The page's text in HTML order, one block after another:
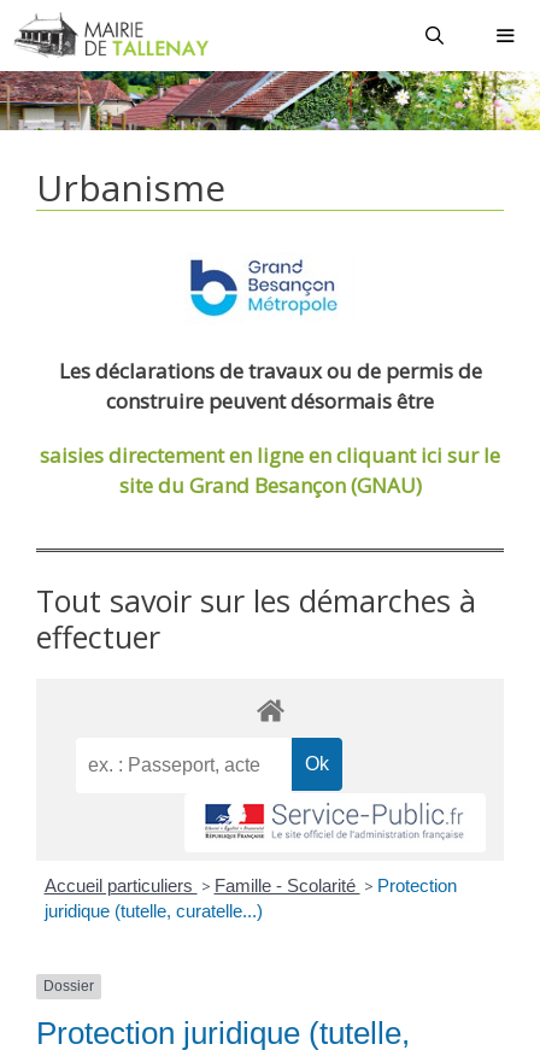
Aller
au
contenu
Urbanisme
Les déclarations de travaux ou de permis de
construire peuvent désormais être
saisies directement en ligneen cliquant ici sur le
site du Grand Besançon (GNAU)
Tout savoir sur les démarches à
effectuer
Accueil particuliers > Famille - Scolarité > Protection
juridique (tutelle, curatelle...)
Dossier
Protection juridique (tutelle,